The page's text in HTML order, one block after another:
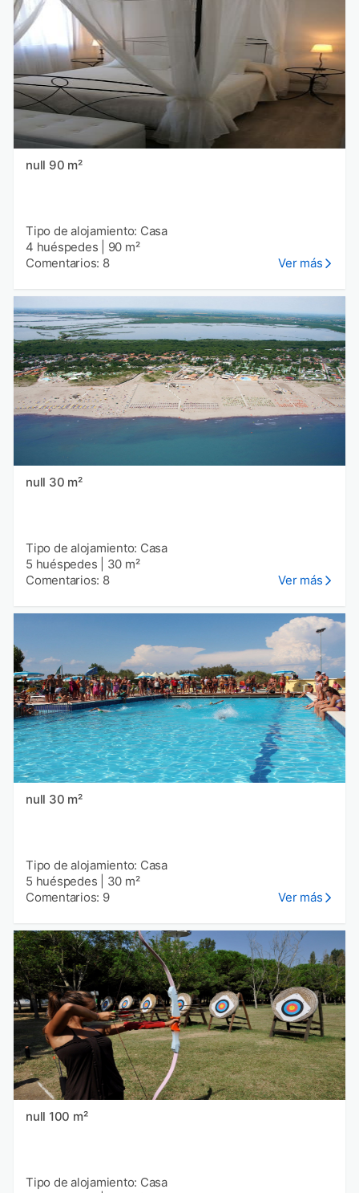
null 90 m²
Tipo de alojamiento: Casa
4 huéspedes
90 m²
Comentarios: 8
Ver más
null 30 m²
Tipo de alojamiento: Casa
5 huéspedes
30 m²
Comentarios: 8
Ver más
null 30 m²
Tipo de alojamiento: Casa
5 huéspedes
30 m²
Comentarios: 9
Ver más
null 100 m²
Tipo de alojamiento: Casa